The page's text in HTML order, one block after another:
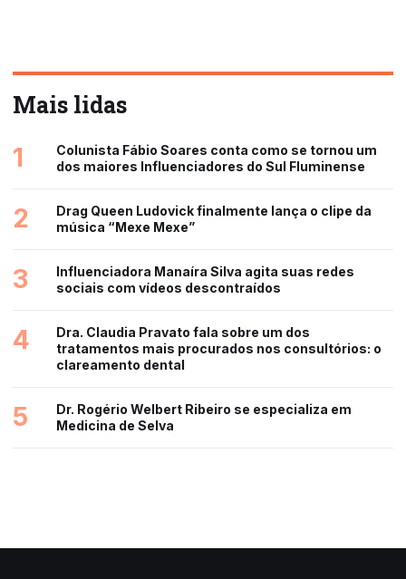
Mais lidas
1
Colunista Fábio Soares conta como se tornou um
dos maiores Influenciadores do Sul Fluminense
2
Drag Queen Ludovick finalmente lança o clipe da
música “Mexe Mexe”
3
Influenciadora Manaíra Silva agita suas redes
sociais com vídeos descontraídos
4
Dra. Claudia Pravato fala sobre um dos
tratamentos mais procurados nos consultórios: o
clareamento dental
5
Dr. Rogério Welbert Ribeiro se especializa em
Medicina de Selva